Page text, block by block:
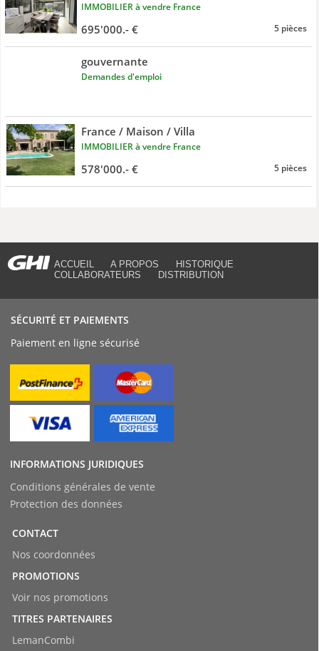
IMMOBILIER à vendre France
695'000.- € 5 pièces
gouvernante
Demandes d'emploi
France / Maison / Villa
IMMOBILIER à vendre France
578'000.- € 5 pièces
ACCUEIL A PROPOS
HISTORIQUE
COLLABORATEURS
DISTRIBUTION
SÉCURITÉ ET PAIEMENTS
Paiement en ligne sécurisé
INFORMATIONS JURIDIQUES
Conditions générales de vente
Protection des données
CONTACT
Nos coordonnées
PROMOTIONS
Voir nos promotions
TITRES PARTENAIRES
LemanCombi